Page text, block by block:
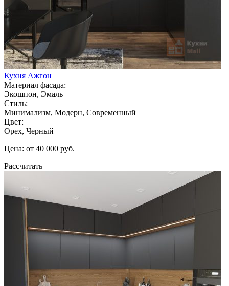
Кухня Ажгон
Материал фасада:
Экошпон, Эмаль
Стиль:
Минимализм, Модерн, Современный
Цвет:
Орех, Черный
Цена: от 40 000 руб.
Рассчитать